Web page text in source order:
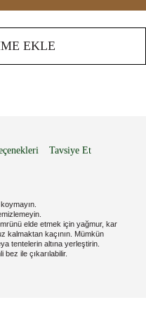
EKLE
Tavsiye Et
elde etmek için yağmur, kar
kalmaktan kaçının. Mümkün
tentelerin altına yerleştirin.
ile çıkarılabilir.